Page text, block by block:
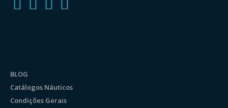
BLOG
Catálogos Náuticos
Condições Gerais